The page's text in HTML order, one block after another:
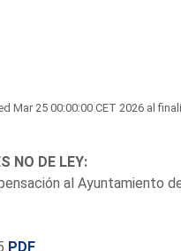
Mar 25 00:00:00 CET 2026 al
NO DE LEY:
al Ayuntamiento
PDF